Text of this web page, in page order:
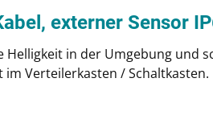
externer Sensor
in der Umgebung und
Verteilerkasten / Schaltkasten.